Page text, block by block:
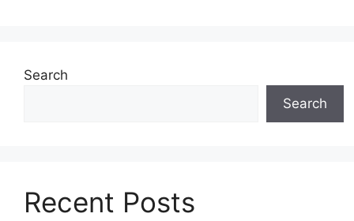
Search
Search
Recent Posts